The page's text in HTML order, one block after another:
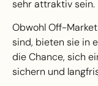
sehr attraktiv sein.
Obwohl Off-
sind, bieten sie in
die Chance, sich
sichern und